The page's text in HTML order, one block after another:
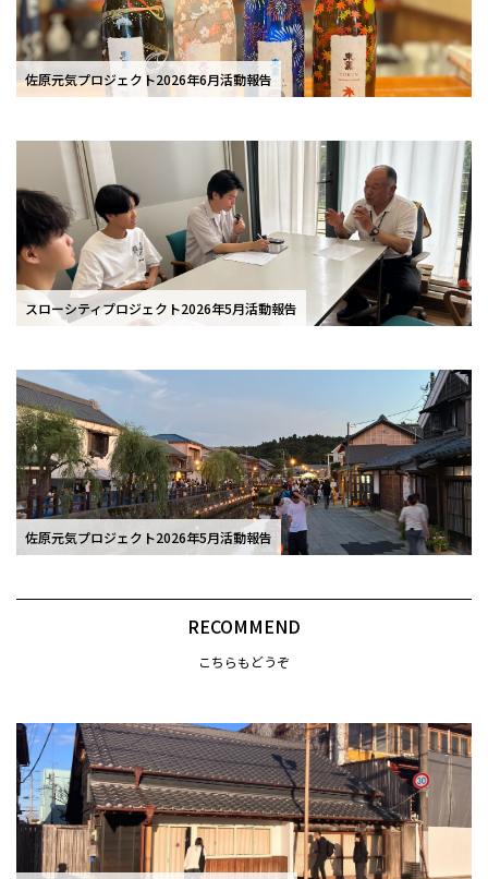
佐原元気プロジェクト2026年6月活動報告
スローシティプロジェクト2026年5月活動報告
佐原元気プロジェクト2026年5月活動報告
RECOMMEND
こちらもどうぞ